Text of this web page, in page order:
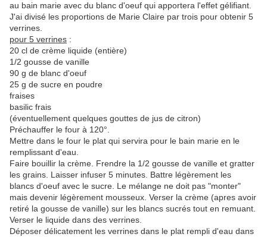
au bain marie avec du blanc d'oeuf qui apportera l'effet gélifiant.
J'ai divisé les proportions de Marie Claire par trois pour obtenir 5
verrines.
pour 5 verrines :
20 cl de crème liquide (entière)
1/2 gousse de vanille
90 g de blanc d'oeuf
25 g de sucre en poudre
fraises
basilic frais
(éventuellement quelques gouttes de jus de citron)
Préchauffer le four à 120°.
Mettre dans le four le plat qui servira pour le bain marie en le
remplissant d'eau.
Faire bouillir la crème. Frendre la 1/2 gousse de vanille et gratter
les grains. Laisser infuser 5 minutes. Battre légèrement les
blancs d'oeuf avec le sucre. Le mélange ne doit pas "monter"
mais devenir légèrement mousseux. Verser la crème (apres avoir
retiré la gousse de vanille) sur les blancs sucrés tout en remuant.
Verser le liquide dans des verrines.
Déposer délicatement les verrines dans le plat rempli d'eau dans